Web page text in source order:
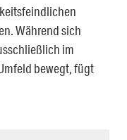
Während sich
im
bewegt, fügt